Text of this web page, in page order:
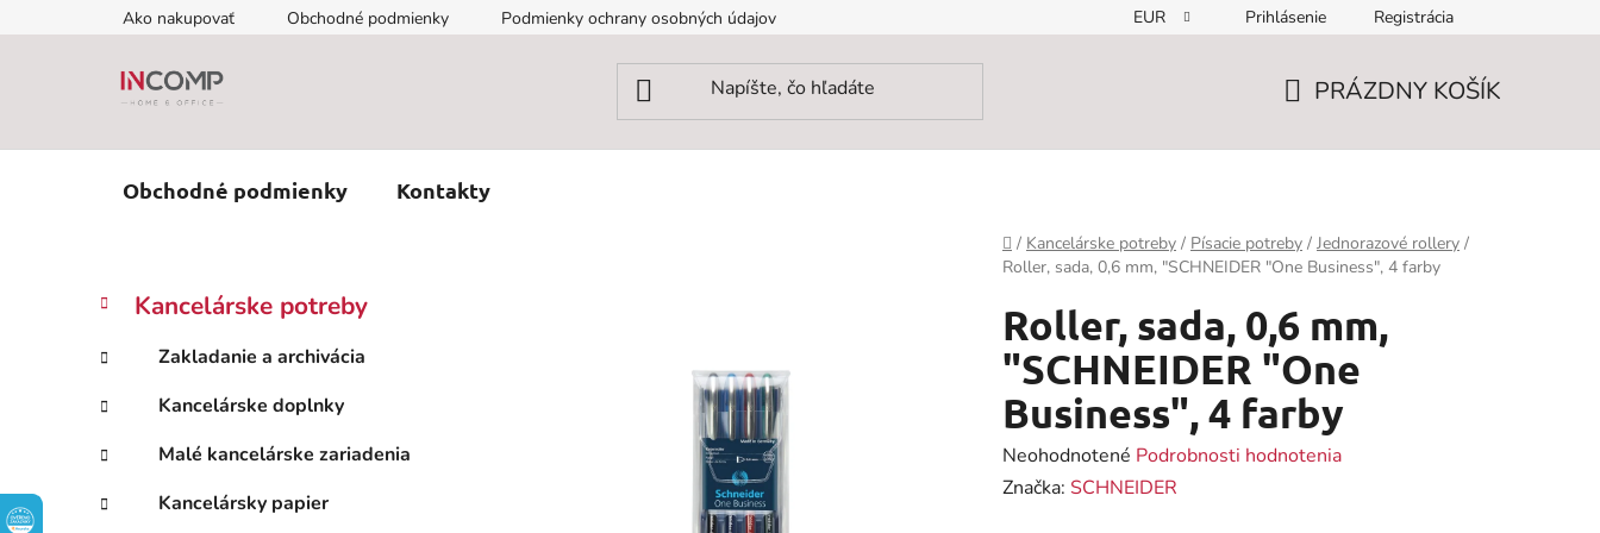
na
Ako nakupovať Obchodné podmienky Podmienky ochrany osobných údajov EUR Prihlásenie Registrácia
PRÁZDNY KOŠÍK
Obchodné podmienky Kontakty
Domov
/ Kancelárske potreby / Písacie potreby / Jednorazové rollery /
Roller, sada, 0,6 mm, "SCHNEIDER "One Business", 4 farby
B
č
ý
p
n
Preskočiť
kategórie
K
a
e
g
ó
r
e
Kancelárske potreby
Zakladanie a archivácia
Kancelárske doplnky
Malé kancelárske zariadenia
Kancelársky papier
Roller, sada, 0,6 mm,
"SCHNEIDER "One
Business", 4 farby
Priemerné
hodnotenie
Neohodnotené Podrobnosti hodnotenia
Značka: SCHNEIDER